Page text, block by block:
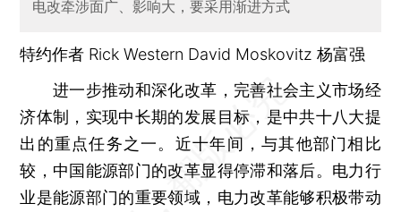
电改牵涉面广、影响大，要采用渐进方式
特约作者 Rick Western David Moskovitz 杨富强
进一步推动和深化改革，完善社会主义市场经
济体制，实现中长期的发展目标，是中共十八大提
出的重点任务之一。近十年间，与其他部门相比
较，中国能源部门的改革显得停滞和落后。电力行
业是能源部门的重要领域，电力改革能够积极带动